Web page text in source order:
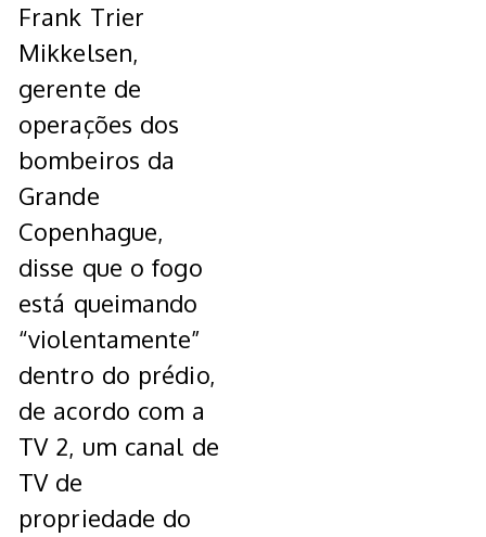
Frank Trier
Mikkelsen,
gerente de
operações dos
bombeiros da
Grande
Copenhague,
disse que o fogo
está queimando
“violentamente”
dentro do prédio,
de acordo com a
TV 2, um canal de
TV de
propriedade do